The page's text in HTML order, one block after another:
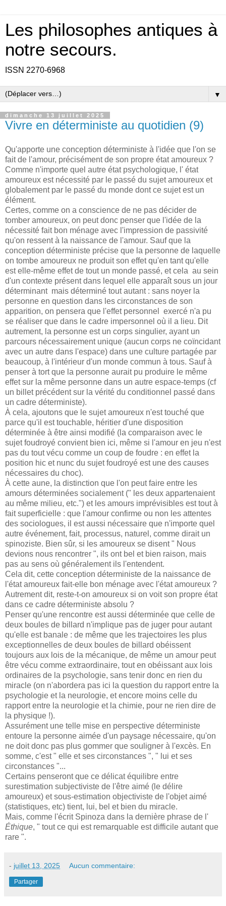
Les philosophes antiques à
notre secours.
ISSN 2270-6968
▼
dimanche 13 juillet 2025
Vivre en déterministe au quotidien (9)
Qu'apporte une conception déterministe à l'idée que l'on se
fait de l'amour, précisément de son propre état amoureux ?
Comme n'importe quel autre état psychologique, l' état
amoureux est nécessité par le passé du sujet amoureux et
globalement par le passé du monde dont ce sujet est un
élément.
Certes, comme on a conscience de ne pas décider de
tomber amoureux, on peut donc penser que l'idée de la
nécessité fait bon ménage avec l'impression de passivité
qu'on ressent à la naissance de l'amour. Sauf que la
conception déterministe précise que la personne de laquelle
on tombe amoureux ne produit son effet qu'en tant qu'elle
est elle-même effet de tout un monde passé, et cela au sein
d'un contexte présent dans lequel elle apparaît sous un jour
déterminant mais déterminé tout autant : sans noyer la
personne en question dans les circonstances de son
apparition, on pensera que l'effet personnel exercé n'a pu
se réaliser que dans le cadre impersonnel où il a lieu. Dit
autrement, la personne est un corps singulier, ayant un
parcours nécessairement unique (aucun corps ne coïncidant
avec un autre dans l'espace) dans une culture partagée par
beaucoup, à l'intérieur d'un monde commun à tous. Sauf à
penser à tort que la personne aurait pu produire le même
effet sur la même personne dans un autre espace-temps (cf
un billet précédent sur la vérité du conditionnel passé dans
un cadre déterministe).
À cela, ajoutons que le sujet amoureux n'est touché que
parce qu'il est touchable, héritier d'une disposition
déterminée à être ainsi modifié (la comparaison avec le
sujet foudroyé convient bien ici, même si l'amour en jeu n'est
pas du tout vécu comme un coup de foudre : en effet la
position hic et nunc du sujet foudroyé est une des causes
nécessaires du choc).
À cette aune, la distinction que l'on peut faire entre les
amours déterminées socialement (" les deux appartenaient
au même milieu, etc.") et les amours imprévisibles est tout à
fait superficielle : que l'amour confirme ou non les attentes
des sociologues, il est aussi nécessaire que n'importe quel
autre événement, fait, processus, naturel, comme dirait un
spinoziste. Bien sûr, si les amoureux se disent " Nous
devions nous rencontrer ", ils ont bel et bien raison, mais
pas au sens où généralement ils l'entendent.
Cela dit, cette conception déterministe de la naissance de
l'état amoureux fait-elle bon ménage avec l'état amoureux ?
Autrement dit, reste-t-on amoureux si on voit son propre état
dans ce cadre déterministe absolu ?
Penser qu'une rencontre est aussi déterminée que celle de
deux boules de billard n'implique pas de juger pour autant
qu'elle est banale : de même que les trajectoires les plus
exceptionnelles de deux boules de billard obéissent
toujours aux lois de la mécanique, de même un amour peut
être vécu comme extraordinaire, tout en obéissant aux lois
ordinaires de la psychologie, sans tenir donc en rien du
miracle (on n'abordera pas ici la question du rapport entre la
psychologie et la neurologie, et encore moins celle du
rapport entre la neurologie et la chimie, pour ne rien dire de
la physique !).
Assurément une telle mise en perspective déterministe
entoure la personne aimée d'un paysage nécessaire, qu'on
ne doit donc pas plus gommer que souligner à l'excès. En
somme, c'est " elle et ses circonstances ", " lui et ses
circonstances "...
Certains penseront que ce délicat équilibre entre
surestimation subjectiviste de l'être aimé (le délire
amoureux) et sous-estimation objectiviste de l'objet aimé
(statistiques, etc) tient, lui, bel et bien du miracle.
Mais, comme l'écrit Spinoza dans la dernière phrase de l'
Éthique, " tout ce qui est remarquable est difficile autant que
rare ".
- juillet 13, 2025 Aucun commentaire:
Partager